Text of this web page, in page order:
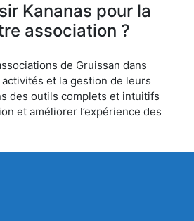
Kananas pour la
association ?
de Gruissan dans
activités et la gestion de leurs
des outils complets et intuitifs
et améliorer l’expérience des